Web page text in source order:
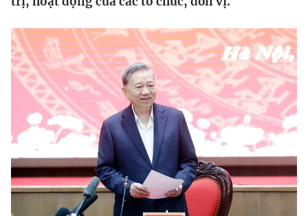
Câu chuyện quốc tế
Thị trường
Góc doanh nghiệp
Dữ liệu và đời sống
Truyền hình
Phim VTV
Hậu trường
Nhân vật
Khán giả
Giải sao mai
Giải trí
Điện ảnh
Âm nhạc
Sao
Đời sống
Du lịch
Giáo dục
Tuyển sinh